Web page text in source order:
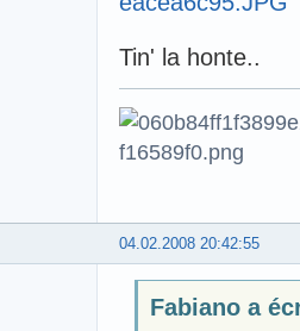
Tin' la honte..
04.02.2008 20:42:55
Fabiano a